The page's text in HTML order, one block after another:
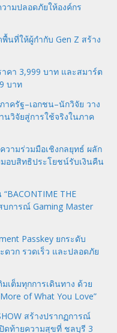
ามปลอดภัยให้องค์กร
นที่ให้ผู้กำกับ Gen Z สร้าง
าคา 3,999 บาท และสมาร์ต
บาท
าครัฐ–เอกชน–นักวิจัย วาง
นวิจัยสู่การใช้จริงในภาค
วามร่วมมือเชิงกลยุทธ์ ผลัก
มอบสิทธิประโยชน์รับเงินคืน
THE
บการณ์ Gaming Master
Passkey ยกระดับ
วก รวดเร็ว และปลอดภัย
เต็มทุกการเดินทาง ด้วย
of What You Love”
สร้างปรากฏการณ์
ดท้ายความสุขที่ ชลบุรี 3